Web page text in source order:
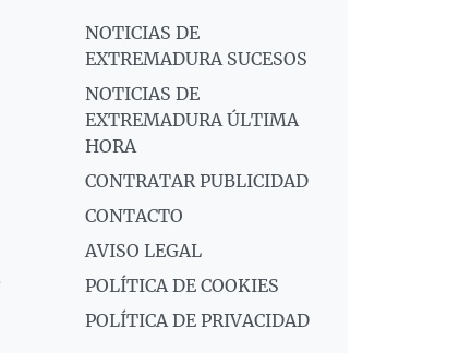
NOTICIAS DE
EXTREMADURA SUCESOS
NOTICIAS DE
EXTREMADURA ÚLTIMA
HORA
CONTRATAR PUBLICIDAD
CONTACTO
AVISO LEGAL
POLÍTICA DE COOKIES
POLÍTICA DE PRIVACIDAD